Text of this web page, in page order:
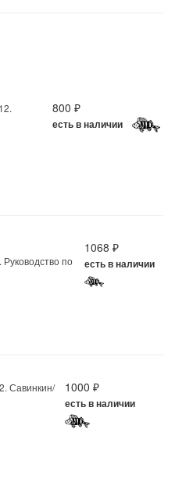
800 ₽
есть в наличии
по
1068 ₽
есть в наличии
Савинкин/ 1000 ₽
есть в наличии